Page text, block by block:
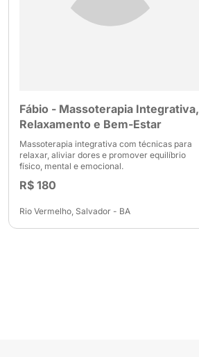
Fábio - Massoterapia Integrativa,
Relaxamento e Bem-Estar
Massoterapia integrativa com técnicas para
relaxar, aliviar dores e promover equilíbrio
físico, mental e emocional.
R$ 180
Rio Vermelho, Salvador - BA